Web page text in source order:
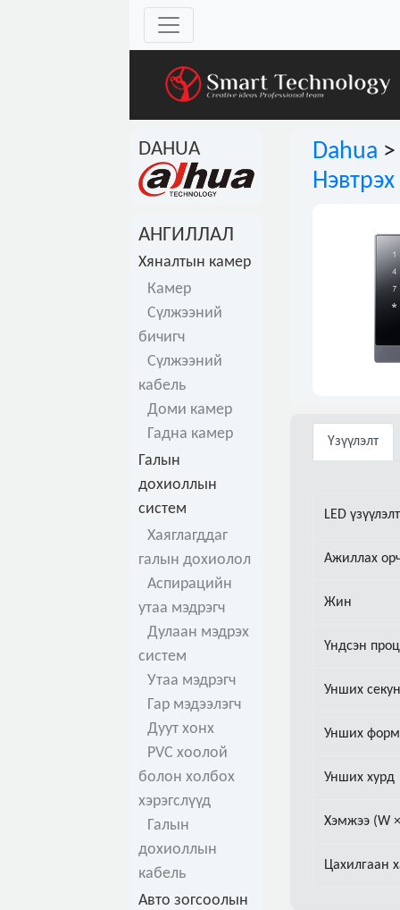
DAHUA
АНГИЛЛАЛ
Хяналтын камер
Камер
Сүлжээний
бичигч
Сүлжээний
кабель
Доми камер
Гадна камер
Галын
дохиоллын
систем
Хаяглагддаг
галын дохиолол
Аспирацийн
утаа мэдрэгч
Дулаан мэдрэх
систем
Утаа мэдрэгч
Гар мэдээлэгч
Дуут хонх
PVC хоолой
болон холбох
хэрэгслүүд
Галын
дохиоллын
кабель
Авто зогсоолын
Dahua >
Нэвтрэх
Үзүүлэлт
LED үзүүлэлт
Ажиллах
Жин
Үндсэн
Унших
Унших
Унших хурд
Хэмжээ (W
Цахилгаан